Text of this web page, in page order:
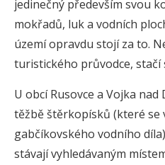
jedinečný především svou
mokřadů, luk a vodních
území opravdu stojí za to.
turistického průvodce, stačí
U obcí Rusovce a Vojka
těžbě štěrkopísků (které se
gabčíkovského vodního
stávají vyhledávaným